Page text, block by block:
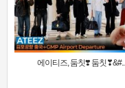
에이티즈, 둠칫❣️ 둠칫❣&#..